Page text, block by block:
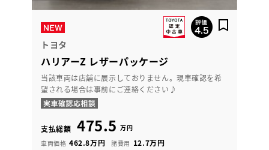
トヨタ
ハリアーZ レザーパッケージ
当該車両は店舗に展示しておりません。現車確認を希
望される場合は事前にご連絡ください♪
支払総額 475.5 万円
車両価格 462.8万円 諸費用 12.7万円